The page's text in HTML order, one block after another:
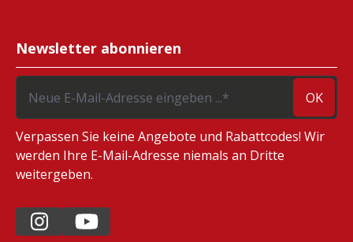
Newsletter abonnieren
OK
Verpassen Sie keine Angebote und Rabattcodes! Wir
werden Ihre E-Mail-Adresse niemals an Dritte
weitergeben.